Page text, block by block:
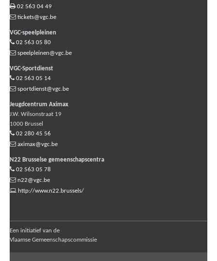
02 563 04 49
tickets@vgc.be
VGC-speelpleinen
02 563 05 80
speelpleinen@vgc.be
VGC-Sportdienst
02 563 05 14
sportdienst@vgc.be
Jeugdcentrum Aximax
J.W. Wilsonstraat 19
1000 Brussel
02 280 45 56
aximax@vgc.be
N22 Brusselse gemeenschapscentra
02 563 05 78
n22@vgc.be
http://www.n22.brussels/
Een initiatief van de
Vlaamse Gemeenschapscommissie